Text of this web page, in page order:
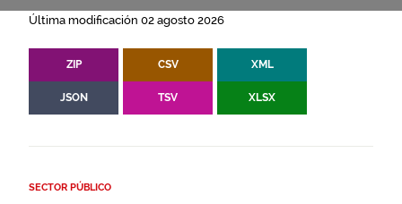
Última modificación 02 agosto 2026
ZIP CSV XML
JSON TSV XLSX
SECTOR PÚBLICO